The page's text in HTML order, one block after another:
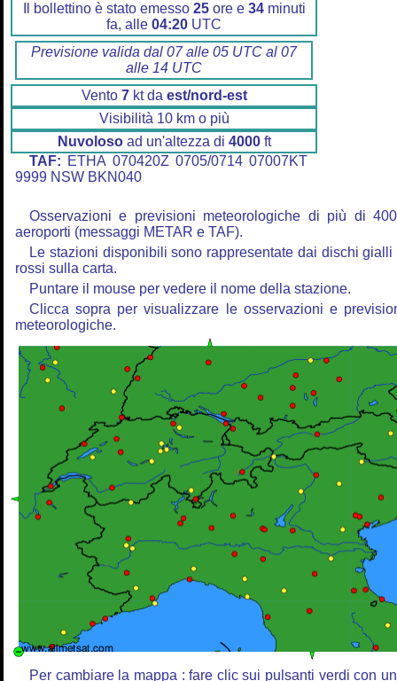
Il bollettino è stato emesso 25ore e 34minuti
fa, alle 04:20 UTC
Previsione valida dal 07 alle 05 UTC al 07
alle 14 UTC
Vento 7kt da est/nord-est
Visibilità 10 km o più
Nuvolosoad un'altezza di 4000ft
TAF: ETHA 070420Z 0705/0714 07007KT
9999 NSW BKN040
Osservazioni e previsioni meteorologiche di più di
aeroporti (messaggi METAR e TAF).
Le stazioni disponibili sono rappresentate dai dischi gialli
rossi sulla carta.
Puntare il mouse per vedere il nome della stazione.
Clicca sopra per visualizzare le osservazioni e
meteorologiche.
Per cambiare la mappa : fare clic sui pulsanti verdi con